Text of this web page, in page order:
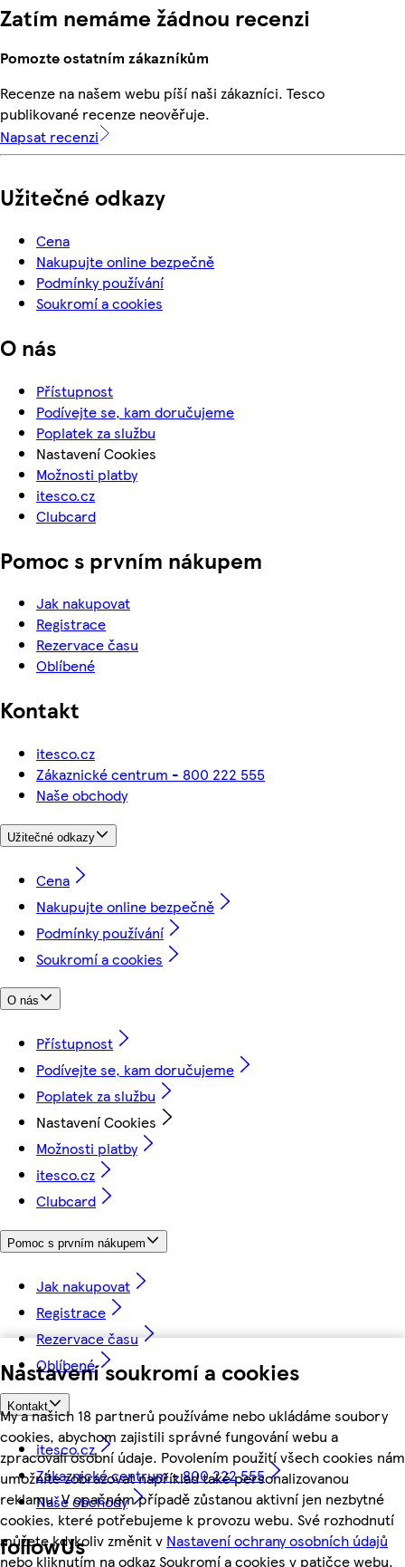
Nastavení soukromí a cookies
My a našich 18 partnerů používáme nebo ukládáme soubory
cookies, abychom zajistili správné fungování webu a
zpracovali osobní údaje. Povolením použití všech cookies nám
umožníte zobrazovat například také personalizovanou
reklamu. V opačném případě zůstanou aktivní jen nezbytné
cookies, které potřebujeme k provozu webu. Své rozhodnutí
můžete kdykoliv změnit v Nastavení ochrany osobních údajů
nebo kliknutím na odkaz Soukromí a cookies v patičce webu.
Zatím nemáme žádnou recenzi
Pomozte ostatním zákazníkům
Recenze na našem webu píší naši zákazníci. Tesco
publikované recenze neověřuje.
Napsat recenzi
Užitečné odkazy
Cena
Nakupujte online bezpečně
Podmínky používání
Soukromí a cookies
O nás
Přístupnost
Podívejte se, kam doručujeme
Poplatek za službu
Nastavení Cookies
Možnosti platby
itesco.cz
Clubcard
Pomoc s prvním nákupem
Jak nakupovat
Registrace
Rezervace času
Oblíbené
Kontakt
itesco.cz
Zákaznické centrum - 800 222 555
Naše obchody
Užitečné odkazy
Cena
Nakupujte online bezpečně
Podmínky používání
Soukromí a cookies
O nás
Přístupnost
Podívejte se, kam doručujeme
Poplatek za službu
Nastavení Cookies
Možnosti platby
itesco.cz
Clubcard
Pomoc s prvním nákupem
Jak nakupovat
Registrace
Rezervace času
Oblíbené
Kontakt
itesco.cz
Zákaznické centrum - 800 222 555
Naše obchody
followUs